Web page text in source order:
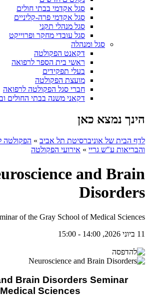
סגל אקדמי בבתי חולים
סגל אקדמי פרה-קליניים
סגל מנהלי תקני
סגל עובדי מחקר ופרוייקט
סגל ומנהלה
דקאנט הפקולטה
ראשי בית הספר לרפואה
בעלי תפקידים
מועצת הפקולטה
חברי סגל הפקולטה לרפואה
דקאני משנה בבתי החולים
הינך נמצא כאן
לדף הבית של אוניברסיטת תל אביב » הפקולטה
והבריאות ע"ש גריי » אירועי הפקולטה
and Brain
Disorders
of the Gray School of Medical Sciences
11 ביוני 2026, 14:00 - 15:00
Brain Disorders Seminar
Sciences